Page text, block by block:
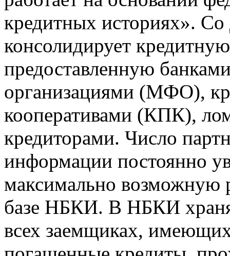
кредитных историях».
консолидирует
предоставленную
организациями (МФО),
кооперативами (КПК),
кредиторами. Число
информации постоянно
максимально возможную
базе НБКИ. В НБКИ
всех заемщиках,